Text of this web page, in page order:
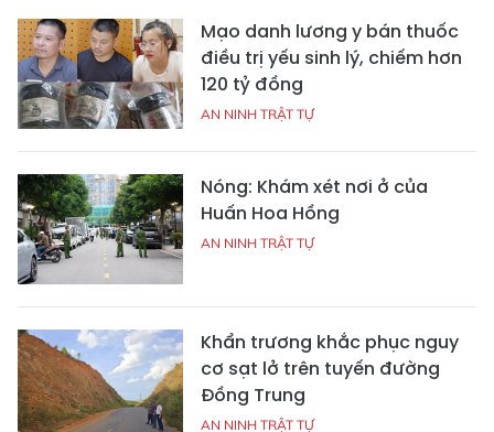
Mạo danh lương y bán thuốc
điều trị yếu sinh lý, chiếm hơn
120 tỷ đồng
AN NINH TRẬT TỰ
Nóng: Khám xét nơi ở của
Huấn Hoa Hồng
AN NINH TRẬT TỰ
Khẩn trương khắc phục nguy
cơ sạt lở trên tuyến đường
Đồng Trung
AN NINH TRẬT TỰ